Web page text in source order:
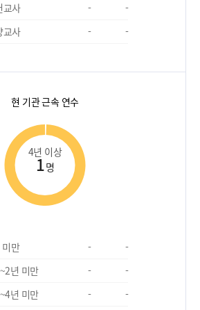
교사
-
-
교사
- -
현 기관 근속 연수
4년 이상
1명
미만 -
-
년 미만
-
-
년 미만
-
-